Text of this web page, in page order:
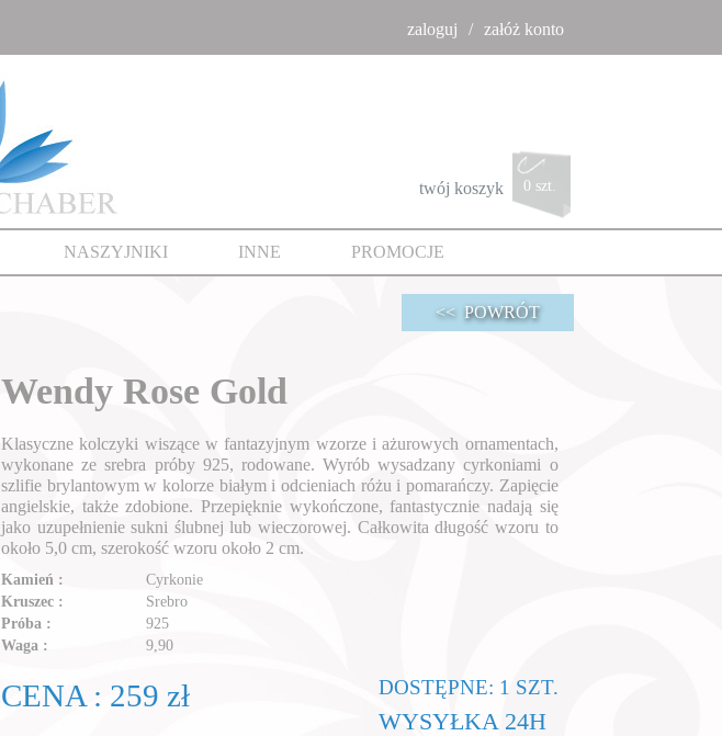
zaloguj załóż konto
twój koszyk 0 szt.
NASZYJNIKI INNE PROMOCJE
<< POWRÓT
Wendy Rose Gold
Klasyczne kolczyki wiszące w fantazyjnym wzorze i ażurowych ornamentach,
wykonane ze srebra próby 925, rodowane. Wyrób wysadzany cyrkoniami o
szlifie brylantowym w kolorze białym i odcieniach różu i pomarańczy. Zapięcie
angielskie, także zdobione. Przepięknie wykończone, fantastycznie nadają się
jako uzupełnienie sukni ślubnej lub wieczorowej. Całkowita długość wzoru to
około 5,0 cm, szerokość wzoru około 2 cm.
Kamień :
Cyrkonie
Kruszec :
Srebro
Próba :
925
Waga :
9,90
CENA : 259 zł DOSTĘPNE: 1 SZT.
WYSYŁKA 24H